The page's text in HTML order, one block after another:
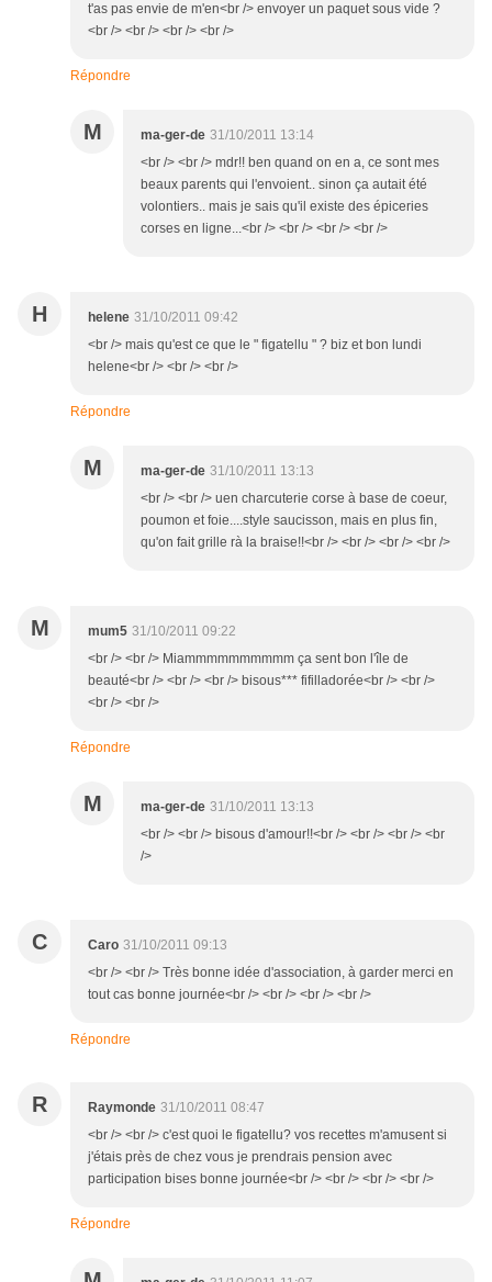
t'as pas envie de m'en<br /> envoyer un paquet sous vide ?
<br /> <br /> <br /> <br />
Répondre
M ma-ger-de 31/10/2011 13:14
<br /> <br /> mdr!! ben quand on en a, ce sont mes
beaux parents qui l'envoient.. sinon ça autait été
volontiers.. mais je sais qu'il existe des épiceries
corses en ligne...<br /> <br /> <br /> <br />
H helene 31/10/2011 09:42
<br /> mais qu'est ce que le " figatellu " ? biz et bon lundi
helene<br /> <br /> <br />
Répondre
M ma-ger-de 31/10/2011 13:13
<br /> <br /> uen charcuterie corse à base de coeur,
poumon et foie....style saucisson, mais en plus fin,
qu'on fait grille rà la braise!!<br /> <br /> <br /> <br />
M mum5 31/10/2011 09:22
<br /> <br /> Miammmmmmmmmm ça sent bon l'île de
beauté<br /> <br /> <br /> bisous*** fifilladorée<br /> <br />
<br /> <br />
Répondre
M ma-ger-de 31/10/2011 13:13
<br /> <br /> bisous d'amour!!<br /> <br /> <br /> <br
/>
C Caro 31/10/2011 09:13
<br /> <br /> Très bonne idée d'association, à garder merci en
tout cas bonne journée<br /> <br /> <br /> <br />
Répondre
R Raymonde 31/10/2011 08:47
<br /> <br /> c'est quoi le figatellu? vos recettes m'amusent si
j'étais près de chez vous je prendrais pension avec
participation bises bonne journée<br /> <br /> <br /> <br />
Répondre